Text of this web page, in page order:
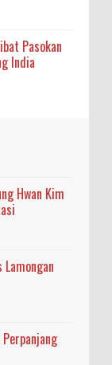
Pasokan
India
Hwan Kim